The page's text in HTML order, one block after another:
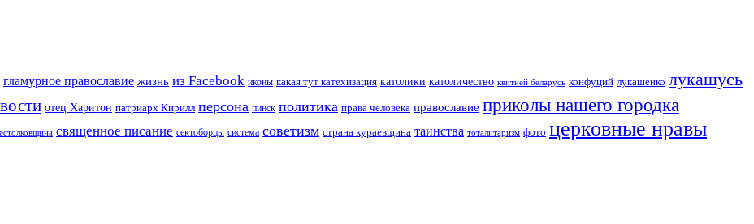
гламурное православие жизнь из Facebook иконы какая тут катехизация католики католичество квитней беларусь конфуций лукашенко лукашусь
отец Харитон патриарх Кирилл персона пинск политика права человека православие приколы нашего городка
священное писание сектоборцы система советизм страна кураевщина таинства тоталитаризм фото церковные нравы